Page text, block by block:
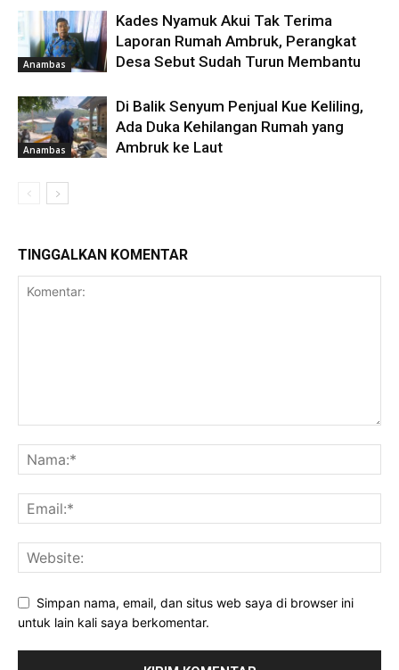
Anambas
Kades Nyamuk Akui Tak Terima
Laporan Rumah Ambruk, Perangkat
Desa Sebut Sudah Turun Membantu
Anambas
Di Balik Senyum Penjual Kue Keliling,
Ada Duka Kehilangan Rumah yang
Ambruk ke Laut
TINGGALKAN KOMENTAR
Simpan nama, email, dan situs web saya di browser ini
untuk lain kali saya berkomentar.